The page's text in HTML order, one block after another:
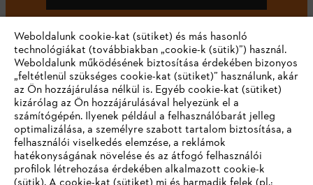
#STIHL
Vállalat
Weboldalunk cookie-kat (sütiket) és más hasonló
technológiákat (továbbiakban „cookie-k (sütik)”) használ.
Weboldalunk működésének biztosítása érdekében bizonyos
„feltétlenül szükséges cookie-kat (sütiket)” használunk, akár
az Ön hozzájárulása nélkül is. Egyéb cookie-kat (sütiket)
kizárólag az Ön hozzájárulásával helyezünk el a
számítógépén. Ilyenek például a felhasználóbarát jelleg
optimalizálása, a személyre szabott tartalom biztosítása, a
felhasználói viselkedés elemzése, a reklámok
hatékonyságának növelése és az átfogó felhasználói
profilok létrehozása érdekében alkalmazott cookie-k